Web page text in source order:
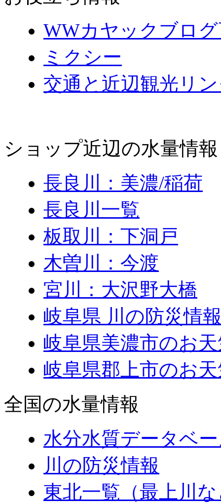
WWカヤックブロ
ミクシー
交通と近辺観光リ
ショップ近辺の水量情
長良川：美濃/稲荷
長良川一覧
板取川：下洞戸
木曽川：今渡
宮川：大沢野大橋
岐阜県 川の防災情
岐阜県美濃市のお
岐阜県郡上市のお
全国の水量情報
水分水質データベ
川の防災情報
東北一覧（最上川